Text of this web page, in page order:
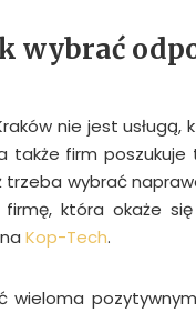
wybrać
nie jest usługą,
firm poszukuje
wybrać
która okaże
Kop-Tech.
wieloma